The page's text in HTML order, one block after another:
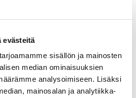
evästeitä
sisällön ja mainosten
median ominaisuuksien
analysoimiseen. Lisäksi
mainosalan ja analytiikka-
alkukirkko – yhdessä! –